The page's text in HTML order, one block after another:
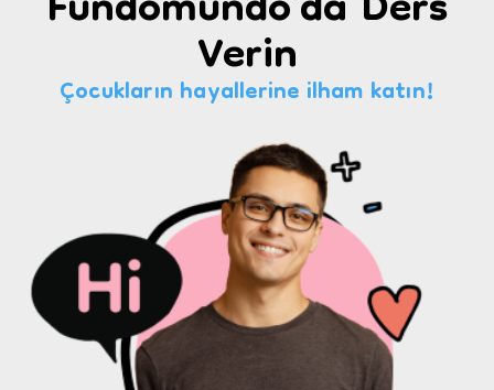
Verin
Çocukların hayallerine ilham katın!